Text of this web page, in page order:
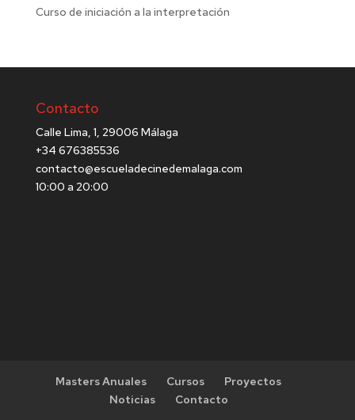
Curso de iniciación a la interpretación
Contacto
Calle Lima, 1, 29006 Málaga
+34 676385536
contacto@escueladecinedemalaga.com
10:00 a 20:00
Masters Anuales Cursos
Proyectos
Noticias
Contacto